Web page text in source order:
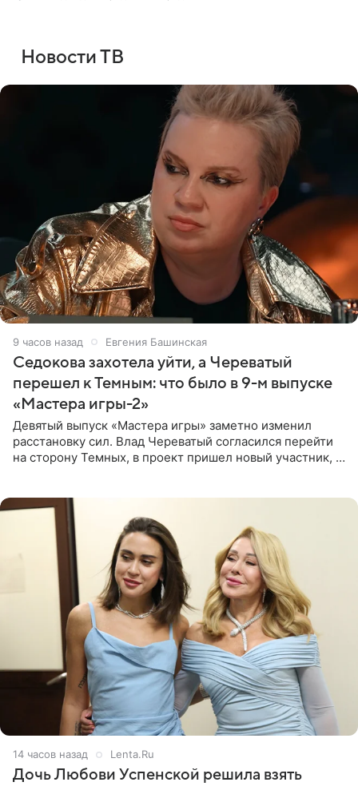
Новости ТВ
9 часов назад Евгения Башинская
Седокова захотела уйти, а Череватый
перешел к Темным: что было в 9-м выпуске
«Мастера игры-2»
Девятый выпуск «Мастера игры» заметно изменил
расстановку сил. Влад Череватый согласился перейти
на сторону Темных, в проект пришел новый участник, а
14 часов назад Lenta.Ru
Дочь Любови Успенской решила взять